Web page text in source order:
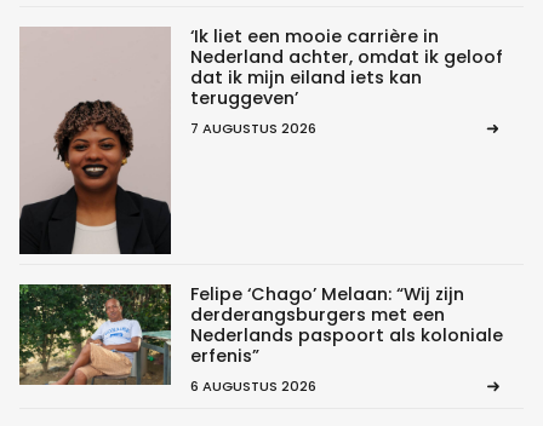
‘Ik liet een mooie carrière in
Nederland achter, omdat ik geloof
dat ik mijn eiland iets kan
teruggeven’
7 AUGUSTUS 2026
Felipe ‘Chago’ Melaan: “Wij zijn
derderangsburgers met een
Nederlands paspoort als koloniale
erfenis”
6 AUGUSTUS 2026